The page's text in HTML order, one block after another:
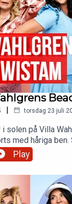
| torsdag 23 juli
solen på Villa
med håriga ben.
och Pernilla öppnar
i
och Sofia blir
Play